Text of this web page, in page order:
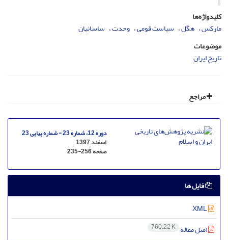
کلیدواژه‌ها
مارکس هگل سیاست قومی وحدت ساسانیان
موضوعات
تاریخ ایران
مراجع
دوره 12، شماره 23 - شماره پیاپی 23
اسفند 1397
صفحه235-256
فایل ها
اصل مقاله 760.22 K